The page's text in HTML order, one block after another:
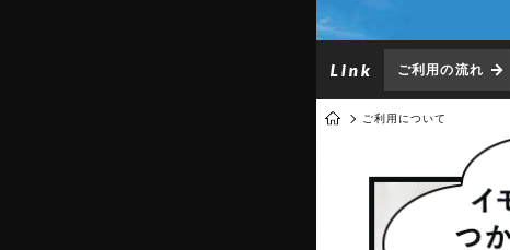
ご利用の流れ
ご利用について